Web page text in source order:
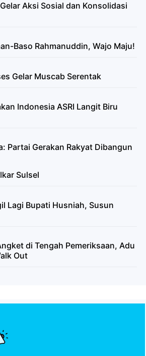
Aksi Sosial dan Konsolidasi
Baso Rahmanuddin, Wajo Maju!
Gelar Muscab Serentak
Indonesia ASRI Langit Biru
Partai Gerakan Rakyat Dibangun
Sulsel
Lagi Bupati Husniah, Susun
di Tengah Pemeriksaan, Adu
Out